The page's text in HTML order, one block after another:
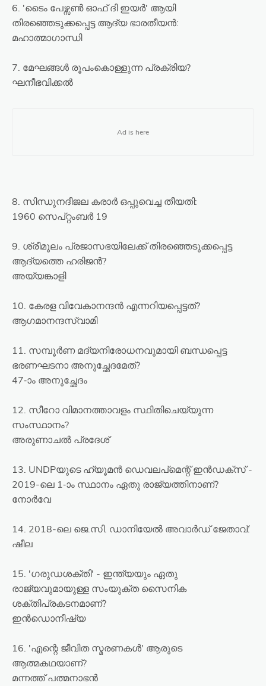
6. 'ടൈം പേഴ്സൺ ഓഫ് ദി ഇയർ' ആയി
തിരഞ്ഞെടുക്കപ്പെട്ട ആദ്യ ഭാരതീയൻ:
മഹാത്മാഗാന്ധി
7. മേഘങ്ങൾ രൂപംകൊള്ളുന്ന പ്രക്രിയ?
ഘനീഭവിക്കൽ
8. സിന്ധുനദീജല കരാർ ഒപ്പുവെച്ച തീയതി:
1960 സെപ്റ്റംബർ 19
9. ശ്രീമൂലം പ്രജാസഭയിലേക്ക് തിരഞ്ഞെടുക്കപ്പെട്ട
ആദ്യത്തെ ഹരിജൻ?
അയ്യങ്കാളി
10. കേരള വിവേകാനന്ദൻ എന്നറിയപ്പെട്ടത്?
ആഗമാനന്ദസ്വാമി
11. സമ്പൂർണ മദ്യനിരോധനവുമായി ബന്ധപ്പെട്ട
ഭരണഘടനാ അനുച്ഛേദമേത്?
47-ാം അനുച്ഛേദം
12. സീറോ വിമാനത്താവളം സ്ഥിതിചെയ്യുന്ന
സംസ്ഥാനം?
അരുണാചൽ പ്രദേശ്
13. UNDPയുടെ ഹ്യൂമൻ ഡെവലപ്മെന്റ് ഇൻഡക്സ് -
2019-ലെ 1-ാം സ്ഥാനം ഏതു രാജ്യത്തിനാണ്?
നോർവേ
14. 2018-ലെ ജെ.സി. ഡാനിയേൽ അവാർഡ് ജേതാവ്:
ഷീല
15. 'ഗരുഡശക്തി' - ഇന്ത്യയും ഏതു
രാജ്യവുമായുള്ള സംയുക്ത സൈനിക
ശക്തിപ്രകടനമാണ്?
ഇൻഡൊനീഷ്യ
16. 'എന്റെ ജീവിത സ്മരണകൾ' ആരുടെ
ആത്മകഥയാണ്?
മന്നത്ത് പത്മനാഭൻ